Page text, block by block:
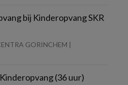
bij Kinderopvang SKR
GORINCHEM |
(36 uur)